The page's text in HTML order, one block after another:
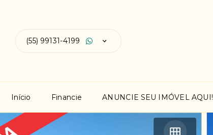
(55) 99131-4199
Início Financie ANUNCIE SEU IMÓVEL AQUI!